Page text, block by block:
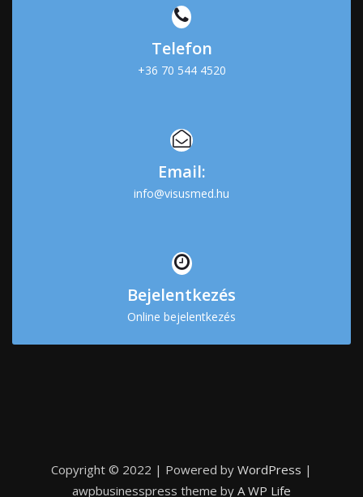
Telefon
+36 70 544 4520
Email:
info@visusmed.hu
Bejelentkezés
Online bejelentkezés
Copyright © 2022 | Powered by WordPress |
awpbusinesspress theme by A WP Life